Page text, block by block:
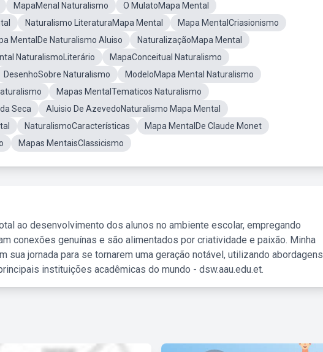
MapaMenal Naturalismo
O MulatoMapa Mental
Naturalismo LiteraturaMapa Mental
Mapa MentalCriasionismo
MentalDe Naturalismo Aluiso
NaturalizaçãoMapa Mental
NaturalismoLiterário
MapaConceitual Naturalismo
DesenhoSobre Naturalismo
ModeloMapa Mental Naturalismo
Mapas MentalTematicos Naturalismo
Seca
Aluisio De AzevedoNaturalismo Mapa Mental
NaturalismoCaracterísticas
Mapa MentalDe Claude Monet
Mapas MentaisClassicismo
ao desenvolvimento dos alunos no ambiente escolar, empregando
conexões genuínas e são alimentados por criatividade e paixão. Minha
sua jornada para se tornarem uma geração notável, utilizando abordagens
instituições acadêmicas do mundo - dsw.aau.edu.et.